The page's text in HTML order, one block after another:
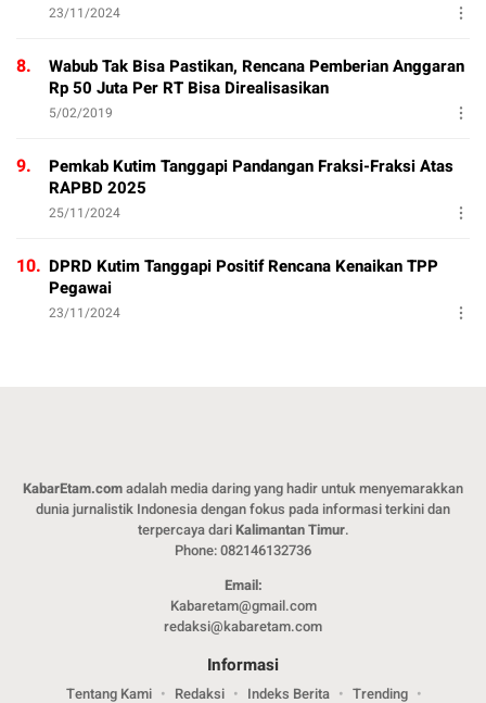
23/11/2024
8.
Wabub Tak Bisa Pastikan, Rencana Pemberian Anggaran
Rp 50 Juta Per RT Bisa Direalisasikan
5/02/2019
9.
Pemkab Kutim Tanggapi Pandangan Fraksi-Fraksi Atas
RAPBD 2025
25/11/2024
10. DPRD Kutim Tanggapi Positif Rencana Kenaikan TPP
Pegawai
23/11/2024
KabarEtam.comadalah media daring yang hadir untuk menyemarakkan
dunia jurnalistik Indonesia dengan fokus pada informasi terkini dan
terpercaya dariKalimantan Timur.
Phone: 082146132736
Email:
Kabaretam@gmail.com
redaksi@kabaretam.com
Informasi
Tentang Kami Redaksi Indeks Berita Trending